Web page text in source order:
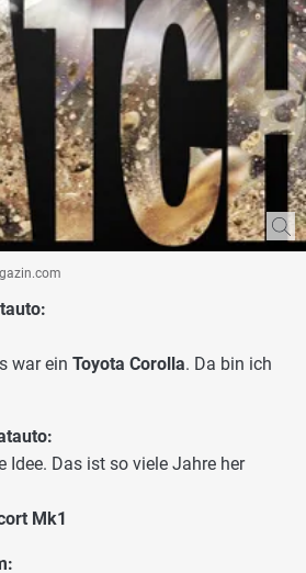
war ein Toyota Corolla. Da bin ich
Idee. Das ist so viele Jahre her
Mk1